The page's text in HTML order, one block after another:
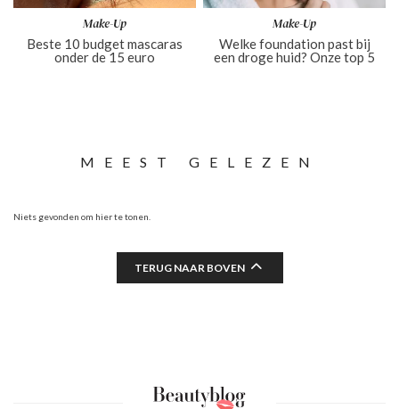
Make-Up
Beste 10 budget mascaras
onder de 15 euro
Make-Up
Welke foundation past bij
een droge huid? Onze top 5
MEEST GELEZEN
Niets gevonden om hier te tonen.
TERUG NAAR BOVEN